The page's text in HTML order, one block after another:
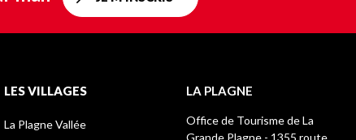
LES VILLAGES
La Plagne Vallée
LA PLAGNE
Office de Tourisme de La